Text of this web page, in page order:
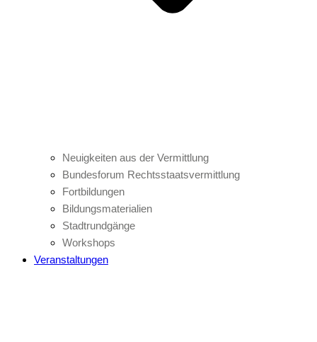
Neuigkeiten aus der Vermittlung
Bundesforum Rechtsstaatsvermittlung
Fortbildungen
Bildungsmaterialien
Stadtrundgänge
Workshops
Veranstaltungen